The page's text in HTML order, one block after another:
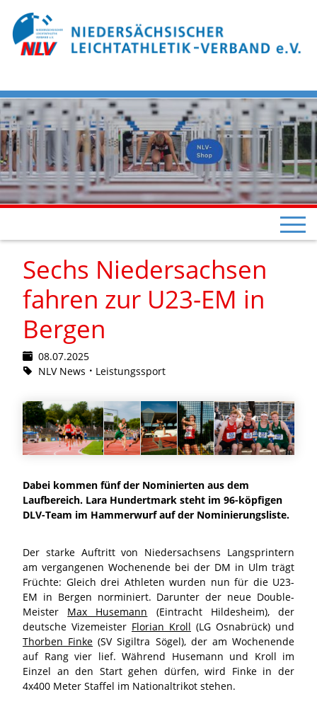
Sechs Niedersachsen
fahren zur U23-EM in
Bergen
08.07.2025
NLV News
Leistungssport
Dabei kommen fünf der Nominierten aus dem
Laufbereich. Lara Hundertmark steht im 96-köpfigen
DLV-Team im Hammerwurf auf der Nominierungsliste.
Der starke Auftritt von Niedersachsens Langsprintern
am vergangenen Wochenende bei der DM in Ulm trägt
Früchte: Gleich drei Athleten wurden nun für die U23-
EM in Bergen norminiert. Darunter der neue Double-
Meister Max Husemann (Eintracht Hildesheim), der
deutsche Vizemeister Florian Kroll (LG Osnabrück) und
Thorben Finke (SV Sigiltra Sögel), der am Wochenende
auf Rang vier lief. Während Husemann und Kroll im
Einzel an den Start gehen dürfen, wird Finke in der
4x400 Meter Staffel im Nationaltrikot stehen.